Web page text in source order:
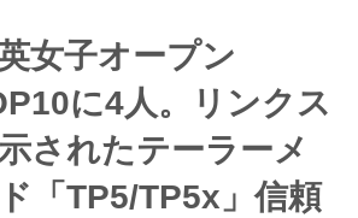
女子オープン
に4人。リンクス
されたテーラーメ
「TP5/TP5x」信頼